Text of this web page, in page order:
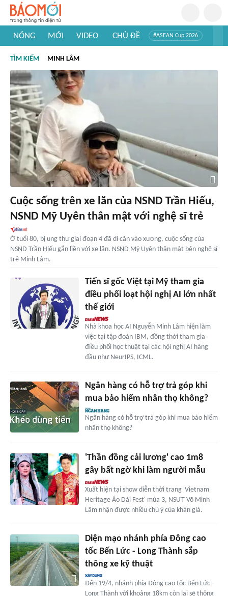
NÓNG MỚI VIDEO CHỦ ĐỀ #ASEAN Cup 2026
#Khám phá thế giới
TÌM KIẾM MINH LÂM
Cuộc sống trên xe lăn của NSND Trần Hiếu,
NSND Mỹ Uyên thân mật với nghệ sĩ trẻ
Ở tuổi 80, bị ung thư giai đoạn 4 đã di căn vào xương, cuộc sống của
NSND Trần Hiếu gắn liền với xe lăn. NSND Mỹ Uyên thân mật bên nghệ sĩ
trẻ Minh Lâm.
Tiến sĩ gốc Việt tại Mỹ tham gia
điều phối loạt hội nghị AI lớn nhất
thế giới
Nhà khoa học AI Nguyễn Minh Lâm hiện làm
việc tại tập đoàn IBM, đồng thời tham gia
điều phối học thuật tại các hội nghị AI hàng
đầu như NeurIPS, ICML.
Ngân hàng có hỗ trợ trả góp khi
mua bảo hiểm nhân thọ không?
Ngân hàng có hỗ trợ trả góp khi mua bảo hiểm
nhân thọ không?
'Thần đồng cải lương' cao 1m8
gây bất ngờ khi làm người mẫu
Xuất hiện tại show diễn thời trang 'Vietnam
Heritage Áo Dài Fest' mùa 3, NSƯT Võ Minh
Lâm nhận được nhiều chú ý của khán giả.
Diện mạo nhánh phía Đông cao
tốc Bến Lức - Long Thành sắp
thông xe kỹ thuật
Đến 19/4, nhánh phía Đông cao tốc Bến Lức -
Long Thành với khoảng 18km còn lại sẽ thông